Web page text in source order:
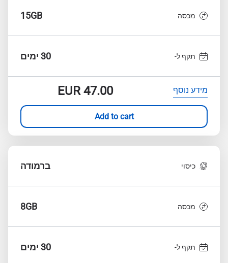
מכסה 15GB
תקף ל- 30 ימים
מידע נוסף EUR47.00
Add to cart
כיסוי ברמודה
מכסה 8GB
תקף ל- 30 ימים